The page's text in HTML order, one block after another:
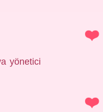
yönetici